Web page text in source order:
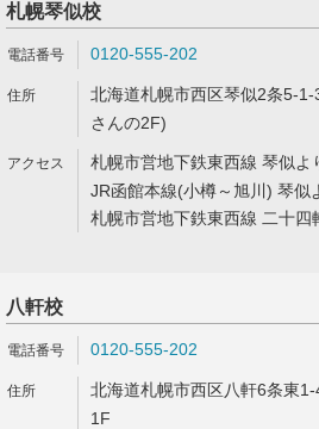
札幌琴似校
0120-555-202
北海道札幌市西区琴似2条5-
さんの2F)
札幌市営地下鉄東西線 琴似よ
JR函館本線(小樽～旭川) 琴似
札幌市営地下鉄東西線 二十四
八軒校
0120-555-202
北海道札幌市西区八軒6条東
1F